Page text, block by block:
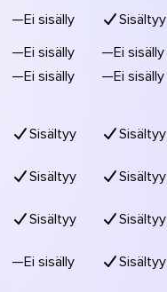
—Ei sisälly Sisältyy
—Ei sisälly —Ei sisälly
—Ei sisälly —Ei sisälly
Sisältyy Sisältyy
Sisältyy Sisältyy
Sisältyy Sisältyy
—Ei sisälly Sisältyy